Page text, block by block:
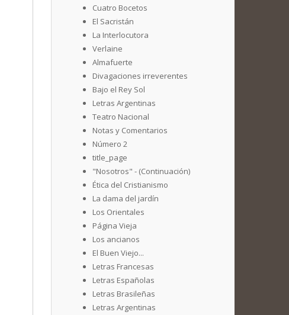
Cuatro Bocetos
El Sacristán
La Interlocutora
Verlaine
Almafuerte
Divagaciones irreverentes
Bajo el Rey Sol
Letras Argentinas
Teatro Nacional
Notas y Comentarios
Número 2
title_page
"Nosotros" - (Continuación)
Ética del Cristianismo
La dama del jardín
Los Orientales
Página Vieja
Los ancianos
El Buen Viejo...
Letras Francesas
Letras Españolas
Letras Brasileñas
Letras Argentinas